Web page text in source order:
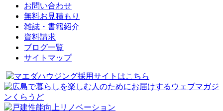
お問い合わせ
無料お見積もり
雑誌・書籍紹介
資料請求
ブログ一覧
サイトマップ